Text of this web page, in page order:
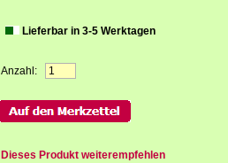
Lieferbar in 3-5 Werktagen
Anzahl:
Dieses Produkt weiterempfehlen